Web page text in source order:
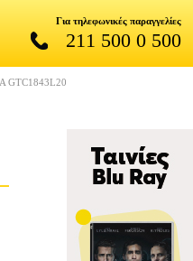
Για τηλεφωνικές παραγγελίες
211 500 0 500